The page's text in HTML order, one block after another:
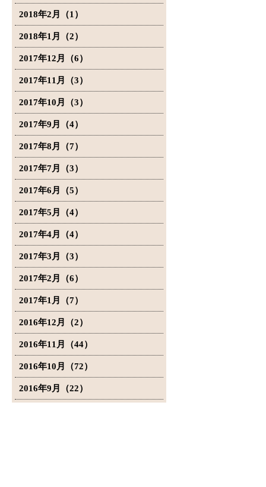
2018年2月（1）
2018年1月（2）
2017年12月（6）
2017年11月（3）
2017年10月（3）
2017年9月（4）
2017年8月（7）
2017年7月（3）
2017年6月（5）
2017年5月（4）
2017年4月（4）
2017年3月（3）
2017年2月（6）
2017年1月（7）
2016年12月（2）
2016年11月（44）
2016年10月（72）
2016年9月（22）